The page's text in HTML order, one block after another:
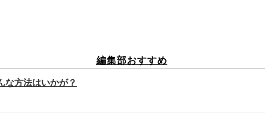
編集部おすすめ
な方法はいかが？